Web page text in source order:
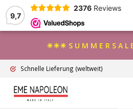
9,7
2376 Reviews
☀☀☀ S U M M E R S A
Schnelle Lieferung (weltweit)